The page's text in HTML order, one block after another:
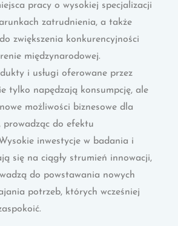
pracy o wysokiej specjalizacji
zatrudnienia, a także
zwiększenia konkurencyjności
międzynarodowej.
i usługi oferowane przez
tylko napędzają konsumpcję, ale
możliwości biznesowe dla
prowadząc do efektu
inwestycje w badania i
się na ciągły strumień innowacji,
do powstawania nowych
potrzeb, których wcześniej